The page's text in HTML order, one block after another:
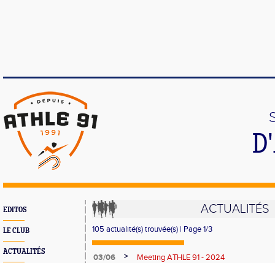
EDITOS
LE CLUB
ACTUALITÉS
ACTUALITÉS
105 actualité(s) trouvée(s) | Page 1/3
03/06 >
Meeting ATHLE 91 - 2024